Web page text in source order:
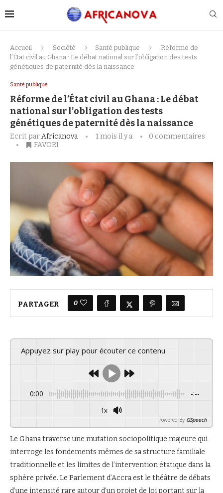
Accueil Société Santé publique
Réforme de
l’État civil au Ghana : Le débat national sur l’obligation des tests
génétiques de paternité dès la naissance
Santé publique
Réforme de l’État civil au Ghana : Le débat
national sur l’obligation des tests
génétiques de paternité dès la naissance
Ecrit parAfricanova 1 mois il y a
0 commentaires
FAVORI
PARTAGER 0
Appuyez sur play pour écouter ce contenu
0:00 -:--
1x
Powered By GSpeech
Le Ghana traverse une mutation sociopolitique majeure qui
interroge les fondements mêmes de sa structure familiale
traditionnelle et les limites de l’intervention étatique dans la
sphère privée. Le Parlement d’Accra est le théâtre de débats
d’une intensité rare autour d’un projet de loi portant sur la